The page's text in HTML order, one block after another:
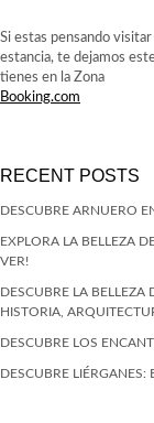
Si estas pensando
estancia, te dejamos
tienes en la Zona
Booking.com
RECENT POSTS
DESCUBRE ARNUERO
EXPLORA LA BELLEZA
VER!
DESCUBRE LA BELLEZA
HISTORIA,
DESCUBRE LOS
DESCUBRE